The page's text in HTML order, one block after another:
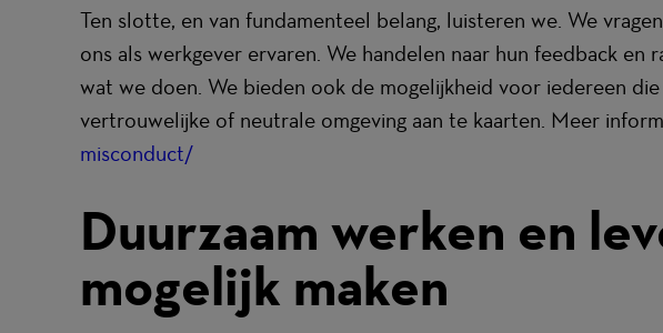
Ten slotte, en van fundamenteel belang, luisteren we. We
ons als werkgever ervaren. We handelen naar hun feedback
wat we doen. We bieden ook de mogelijkheid voor iedereen
vertrouwelijke of neutrale omgeving aan te kaarten. Meer
misconduct/
Duurzaam werken en
mogelijk maken